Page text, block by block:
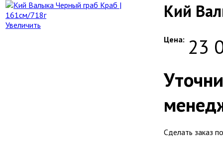
Увеличить
Кий
Цена: 23
Сделать заказ